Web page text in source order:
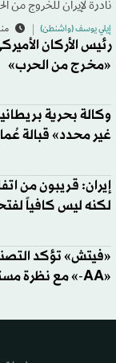
نادرة لإيران للخروج من
إيلي يوسف (واشنطن) منذ 56
رئيس الأركان
«مخرج من الحرب»
وكالة بحرية
غير محدد» قبالة
إيران: قريبون من
لكنه ليس كافياً
«فيتش» تؤكد
«AA-» مع نظرة مستقبلية مستقرة